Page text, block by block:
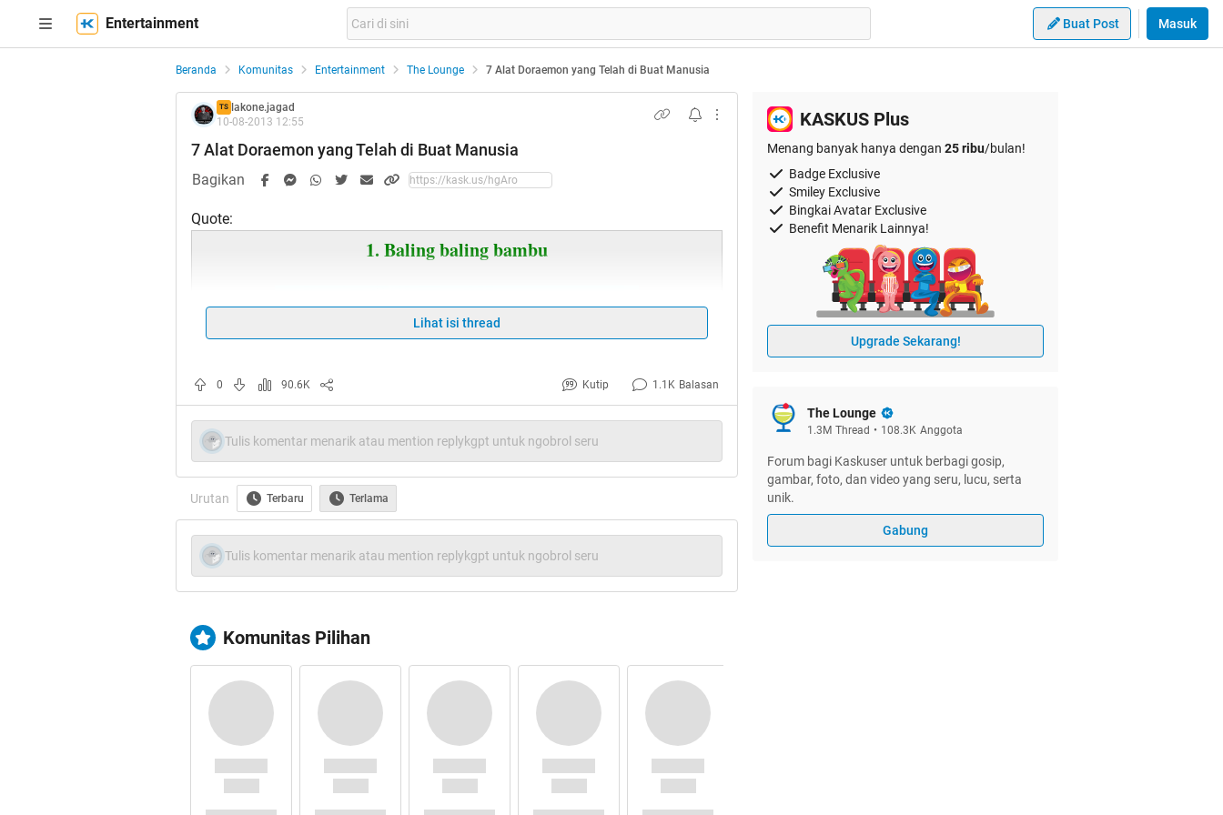
Entertainment Buat Post Masuk
Beranda Komunitas Entertainment The Lounge 7 Alat Doraemon yang Telah di Buat Manusia
TS
lakone.jagad
10-08-2013 12:55
7 Alat Doraemon yang Telah di Buat Manusia
Bagikan
Quote:
1. Baling baling bambu
Baling baling bambu merupakan gadget transportasi dalam
dunia Doraemon yang berbentuk kitiran yang bisa
Saat ini sudah ada mesin yg mampu meniru fungsi dari
baling baling bambu dalam bentuk lain.
Jetpack
Lihat isi thread
0 90.6K Kutip 1.1K Balasan
Tulis komentar menarik atau mention replykgpt untuk ngobrol seru
Urutan Terbaru Terlama
Tulis komentar menarik atau mention replykgpt untuk ngobrol seru
Komunitas Pilihan
KASKUS Plus
Menang banyak hanya dengan 25 ribu/bulan!
Badge Exclusive
Smiley Exclusive
Bingkai Avatar Exclusive
Benefit Menarik Lainnya!
Upgrade Sekarang!
The Lounge
1.3M Thread • 108.3K Anggota
Forum bagi Kaskuser untuk berbagi gosip,
gambar, foto, dan video yang seru, lucu, serta
unik.
Gabung